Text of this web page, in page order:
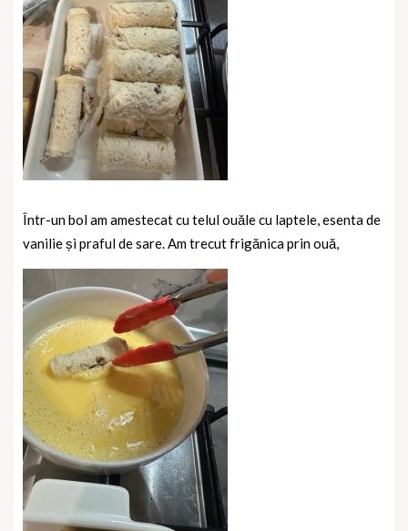
Într-un bol am amestecat cu telul ouăle cu laptele, esenta de
vanilie și praful de sare. Am trecut frigănica prin ouă,